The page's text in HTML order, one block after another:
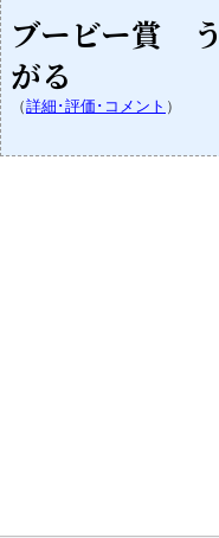
ブービー賞
がる
（詳細･評価･コメント ）